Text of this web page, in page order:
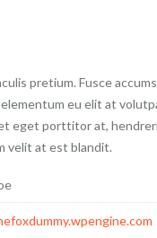
pretium. Fusce
eu elit at
eget porttitor at,
velit at est blandit.